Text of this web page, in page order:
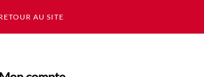
AU SITE